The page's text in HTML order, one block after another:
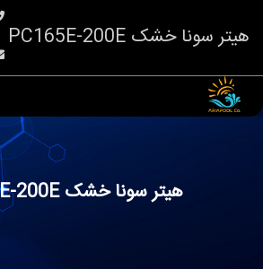
هیتر سونا خشک PC165E-200E
هیتر سونا خشک PC165E-200E